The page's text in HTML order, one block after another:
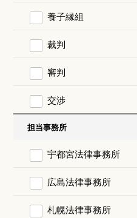
養子縁組
裁判
審判
交渉
担当事務所
宇都宮法律事務所
広島法律事務所
札幌法律事務所